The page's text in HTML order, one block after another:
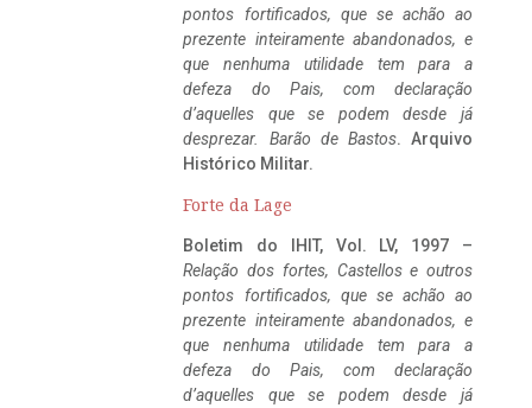
pontos fortificados, que se achão ao
prezente inteiramente abandonados, e
que nenhuma utilidade tem para a
defeza do Pais, com declaração
d’aquelles que se podem desde já
desprezar. Barão de Bastos. Arquivo
Histórico Militar.
Forte da Lage
Boletim do IHIT, Vol. LV, 1997 –
Relação dos fortes, Castellos e outros
pontos fortificados, que se achão ao
prezente inteiramente abandonados, e
que nenhuma utilidade tem para a
defeza do Pais, com declaração
d’aquelles que se podem desde já